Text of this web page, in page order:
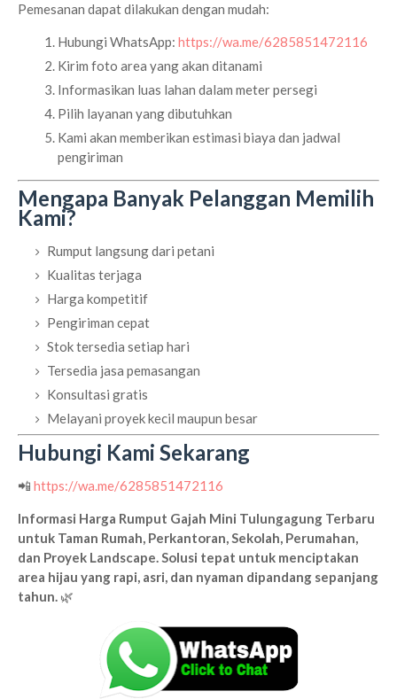
Pemesanan dapat dilakukan dengan mudah:
Hubungi WhatsApp: https://wa.me/6285851472116
Kirim foto area yang akan ditanami
Informasikan luas lahan dalam meter persegi
Pilih layanan yang dibutuhkan
Kami akan memberikan estimasi biaya dan jadwal
pengiriman
Mengapa Banyak Pelanggan Memilih
Kami?
Rumput langsung dari petani
Kualitas terjaga
Harga kompetitif
Pengiriman cepat
Stok tersedia setiap hari
Tersedia jasa pemasangan
Konsultasi gratis
Melayani proyek kecil maupun besar
Hubungi Kami Sekarang
📲 https://wa.me/6285851472116
Informasi Harga Rumput Gajah Mini Tulungagung Terbaru
untuk Taman Rumah, Perkantoran, Sekolah, Perumahan,
dan Proyek Landscape. Solusi tepat untuk menciptakan
area hijau yang rapi, asri, dan nyaman dipandang sepanjang
tahun. 🌿